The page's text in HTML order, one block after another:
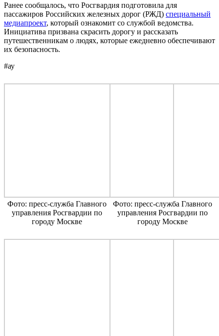
Ранее сообщалось, что Росгвардия подготовила для
пассажиров Российских железных дорог (РЖД) специальный
медиапроект, который ознакомит со службой ведомства.
Инициатива призвана скрасить дорогу и рассказать
путешественникам о людях, которые ежедневно обеспечивают
их безопасность.
#ау
Фото: пресс-служба Главного
управления Росгвардии по
городу Москве
Фото: пресс-служба Главного
управления Росгвардии по
городу Москве